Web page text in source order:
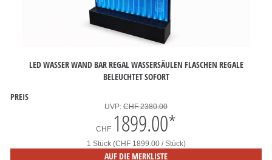
LED WASSER WAND BAR REGAL WASSERSÄULEN FLASCHEN REGALE
BELEUCHTET SOFORT
PREIS
UVP: CHF 2380.00
CHF 1899.00*
1 Stück (CHF 1899.00 / Stück)
AUF DIE MERKLISTE